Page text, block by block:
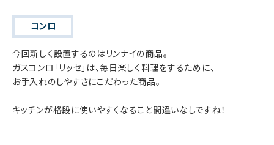
コンロ
今回新しく設置するのはリンナイの商品。
ガスコンロ「リッセ」は、毎日楽しく料理をするために、
お手入れのしやすさにこだわった商品。
キッチンが格段に使いやすくなること間違いなしですね！